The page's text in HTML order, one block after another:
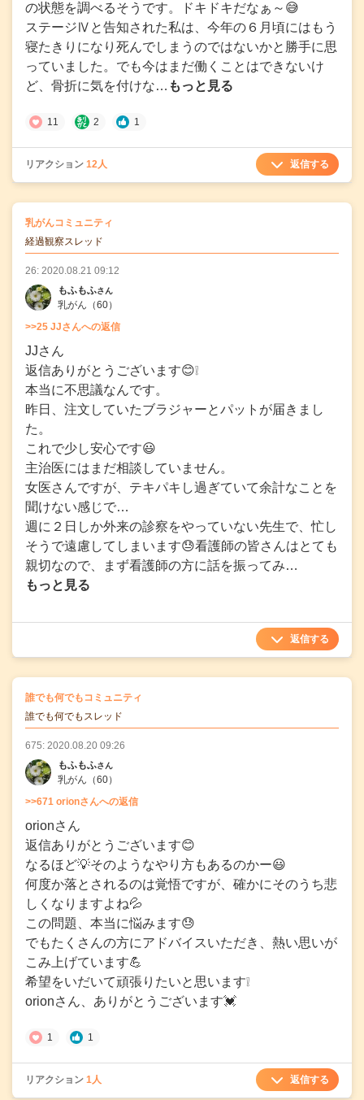
の状態を調べるそうです。ドキドキだなぁ～😅
ステージⅣと告知された私は、今年の６月頃にはもう
寝たきりになり死んでしまうのではないかと勝手に思
っていました。でも今はまだ働くことはできないけ
ど、骨折に気を付けな… もっと見る
11 2 1
リアクション 12人 返信する
乳がんコミュニティ
経過観察スレッド
26: 2020.08.21 09:12
もふもふさん
乳がん （60）
>>25 JJさんへの返信
JJさん
返信ありがとうございます😊❕
本当に不思議なんです。
昨日、注文していたブラジャーとパットが届きまし
た。
これで少し安心です😃
主治医にはまだ相談していません。
女医さんですが、テキパキし過ぎていて余計なことを
聞けない感じで…
週に２日しか外来の診察をやっていない先生で、忙し
そうで遠慮してしまいます😓看護師の皆さんはとても
親切なので、まず看護師の方に話を振ってみ…
もっと見る
返信する
誰でも何でもコミュニティ
誰でも何でもスレッド
675: 2020.08.20 09:26
もふもふさん
乳がん （60）
>>671 orionさんへの返信
orionさん
返信ありがとうございます😊
なるほど💡そのようなやり方もあるのかー😃
何度か落とされるのは覚悟ですが、確かにそのうち悲
しくなりますよね💦
この問題、本当に悩みます😓
でもたくさんの方にアドバイスいただき、熱い思いが
こみ上げています💪
希望をいだいて頑張りたいと思います❕
orionさん、ありがとうございます💓
1 1
リアクション 1人 返信する